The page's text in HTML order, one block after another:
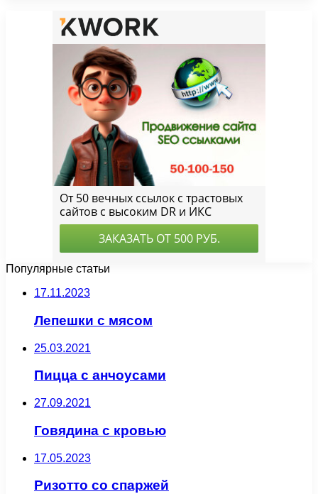
Популярные статьи
17.11.2023
Лепешки с мясом
25.03.2021
Пицца с анчоусами
27.09.2021
Говядина с кровью
17.05.2023
Ризотто со спаржей